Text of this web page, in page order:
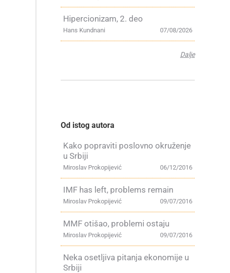
Hipercionizam, 2. deo
07/08/2026
Hans Kundnani
Dalje
Od istog autora
Kako popraviti poslovno okruženje
u Srbiji
06/12/2016
Miroslav Prokopijević
IMF has left, problems remain
09/07/2016
Miroslav Prokopijević
MMF otišao, problemi ostaju
09/07/2016
Miroslav Prokopijević
Neka osetljiva pitanja ekonomije u
Srbiji